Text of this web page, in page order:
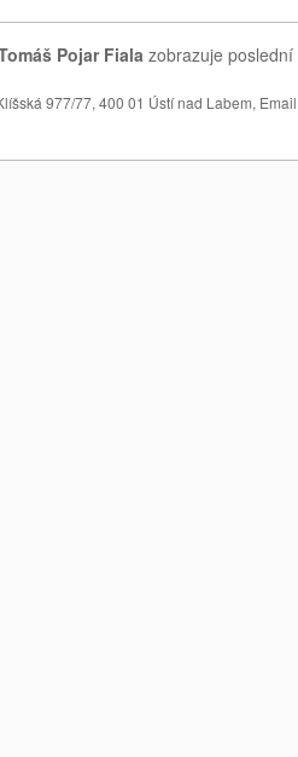
Pojar Fiala zobrazuje
977/77, 400 01 Ústí nad Labem,